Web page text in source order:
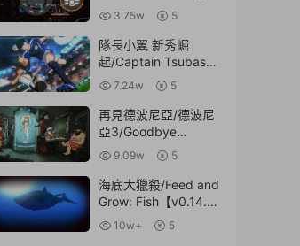
Driving
Simulator【v2024101
0|容量4.23GB|官方簡
體中文】
3.75w 5
隊長小翼 新秀崛
起/Captain Tsubasa:
Rise of New
Champions【v1.4.1|
容量47.3GB|官方繁體
中文|贈多項修改器|贈
7.24w 5
再見德波尼亞/德波尼
亞3/Goodbye
Deponia【完整版|容
量3.3GB|内置簡中漢
化】
9.09w 5
海底大獵殺/Feed and
Grow: Fish【v0.14.3|
容量1.68GB|官方原版
英文|贈漢化補丁】
10w+ 5